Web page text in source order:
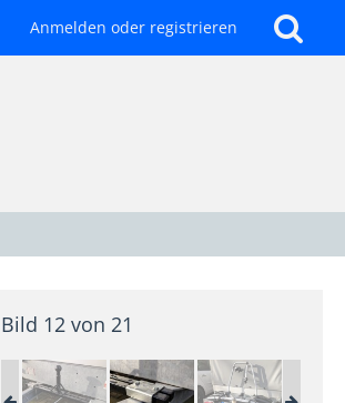
Anmelden oder registrieren
Bild 12 von 21